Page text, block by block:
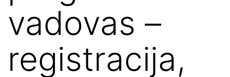
vadovas –
registracija,